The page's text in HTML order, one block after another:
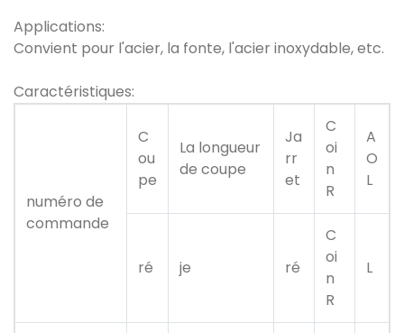
Applications:
Convient pour l'acier, la fonte, l'acier inoxydable, etc.
Caractéristiques:
numéro de
commande
C
ou
pe
La longueur
de coupe
Ja
rr
et
C
oi
n
R
A
O
L
ré je ré
C
oi
n
R
L